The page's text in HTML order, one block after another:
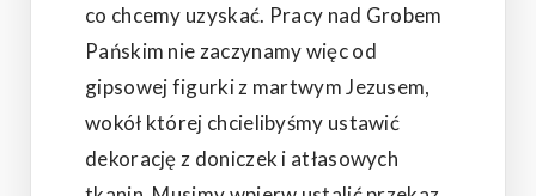
co chcemy uzyskać. Pracy nad Grobem
Pańskim nie zaczynamy więc od
gipsowej figurki z martwym Jezusem,
wokół której chcielibyśmy ustawić
dekorację z doniczek i atłasowych